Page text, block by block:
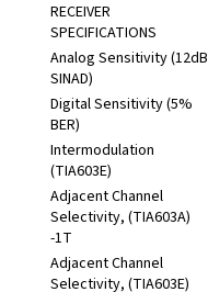
RECEIVER
SPECIFICATIONS
Analog Sensitivity (12dB
SINAD)
Digital Sensitivity (5%
BER)
Intermodulation
(TIA603E)
Adjacent Channel
Selectivity, (TIA603A)
-1T
Adjacent Channel
Selectivity, (TIA603E)